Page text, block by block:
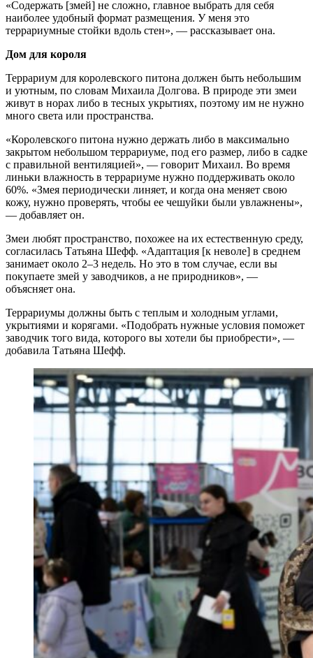
«Содержать [змей] не сложно, главное выбрать для себя
наиболее удобный формат размещения. У меня это
террариумные стойки вдоль стен», — рассказывает она.
Дом для короля
Террариум для королевского питона должен быть небольшим
и уютным, по словам Михаила Долгова. В природе эти змеи
живут в норах либо в тесных укрытиях, поэтому им не нужно
много света или пространства.
«Королевского питона нужно держать либо в максимально
закрытом небольшом террариуме, под его размер, либо в садке
с правильной вентиляцией», — говорит Михаил. Во время
линьки влажность в террариуме нужно поддерживать около
60%. «Змея периодически линяет, и когда она меняет свою
кожу, нужно проверять, чтобы ее чешуйки были увлажнены»,
— добавляет он.
Змеи любят пространство, похожее на их естественную среду,
согласилась Татьяна Шефф. «Адаптация [к неволе] в среднем
занимает около 2–3 недель. Но это в том случае, если вы
покупаете змей у заводчиков, а не природников», —
объясняет она.
Террариумы должны быть с теплым и холодным углами,
укрытиями и корягами. «Подобрать нужные условия поможет
заводчик того вида, которого вы хотели бы приобрести», —
добавила Татьяна Шефф.